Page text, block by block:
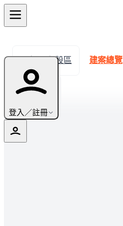
登入／註冊
← 返回七股區 建案總覽
實價登錄